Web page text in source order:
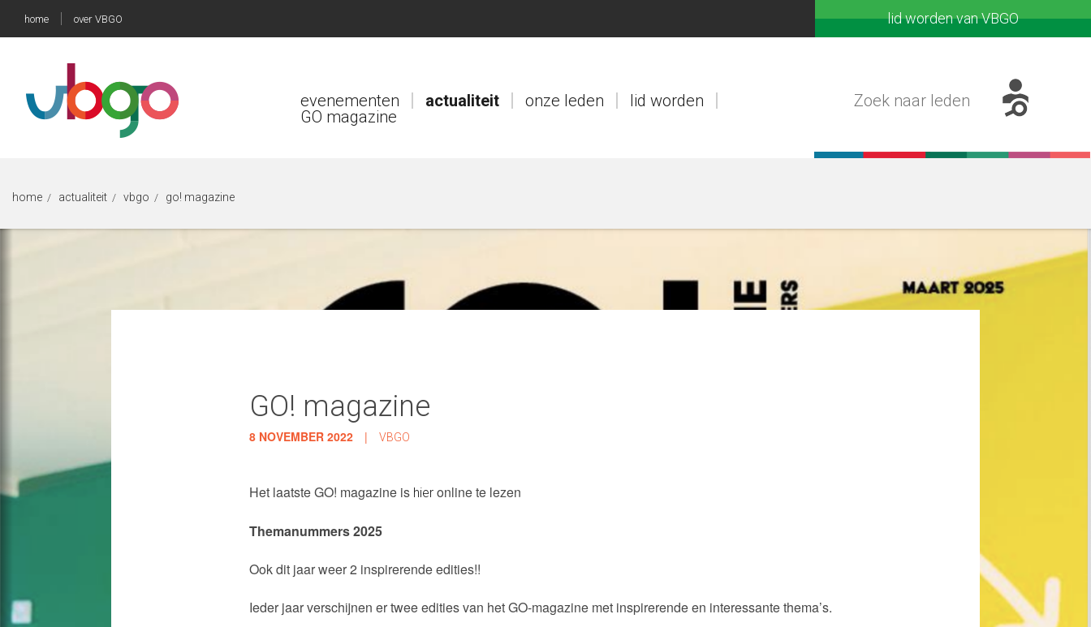
home over VBGO lid worden van VBGO
evenementen actualiteit onze leden
lid worden
GO magazine
home / actualiteit / vbgo / go! magazine
GO! magazine
8 NOVEMBER 2022 | VBGO
Het laatste GO! magazine is hier online te lezen
Themanummers 2025
Ook dit jaar weer 2 inspirerende edities!!
Ieder jaar verschijnen er twee edities van het GO-magazine met inspirerende en interessante thema’s.